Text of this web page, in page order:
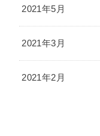
2021年5月
2021年3月
2021年2月